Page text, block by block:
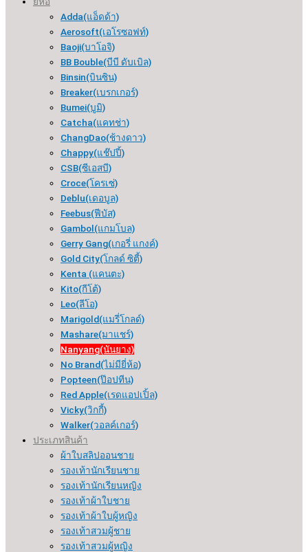
Adda(แอ็ดด้า)
Aerosoft(เอโรซอฟท์)
Baoji(บาโอจิ)
BB Bouble(บีบี ดับเบิล)
Binsin(บินซิน)
Breaker(เบรกเกอร์​)
Bumei(บูมิ)
Catcha(แคทช่า)
ChangDao(ช้างดาว)
Chappy(แช๊ปปี้)
CSB(ซีเอสบี)
Croce(โครเซ่)
Deblu(เดอบูล)
Feebus(ฟีบัส)
Gambol(แกมโบล)
Gerry Gang(เกอรี่ แกงค์)
Gold City(โกลด์ ซิตี้)
Kenta (แคนตะ)
Kito(กีโต้)
Leo(ลีโอ)
Marigold(แมรี่โกลด์)
Mashare(มาแชร์)
Nanyang(นันยาง)
No Brand(ไม่มียี่ห้อ)
Popteen(ป๊อปทีน)
Red Apple(เรดแอปเปิ้ล)
Vicky(วิกกี้)
Walker(วอลค์เกอร์)
ประเภทสินค้า
ผ้าใบสลิปออนชาย
รองเท้านักเรียนชาย
รองเท้านักเรียนหญิง
รองเท้าผ้าใบชาย
รองเท้าผ้าใบผู้หญิง
รองเท้าสวมผู้ชาย
รองเท้าสวมผู้หญิง